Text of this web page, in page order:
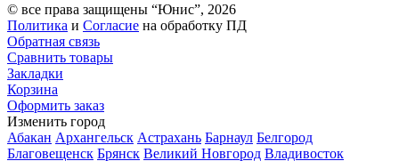
© все права защищены “Юнис”, 2026
Политика и Согласие на обработку ПД
Обратная связь
Сравнить товары
Закладки
Корзина
Оформить заказ
Изменить город
Абакан Архангельск Астрахань Барнаул Белгород
Благовещенск Брянск Великий Новгород Владивосток